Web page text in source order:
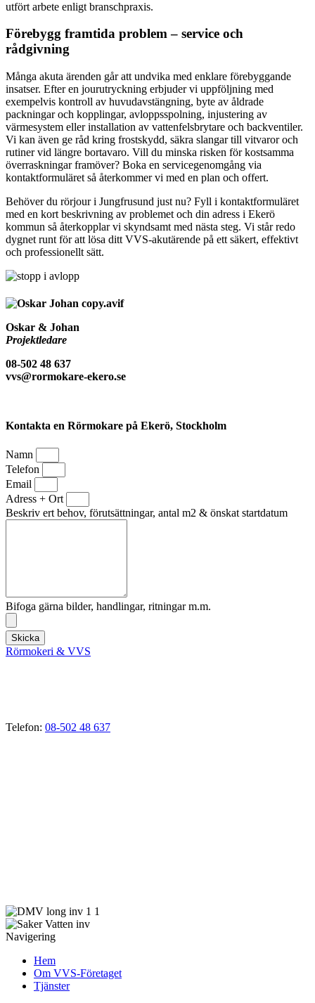
utfört arbete enligt branschpraxis.
Förebygg framtida problem – service och
rådgivning
Många akuta ärenden går att undvika med enklare förebyggande
insatser. Efter en jourutryckning erbjuder vi uppföljning med
exempelvis kontroll av huvudavstängning, byte av åldrade
packningar och kopplingar, avloppsspolning, injustering av
värmesystem eller installation av vattenfelsbrytare och backventiler.
Vi kan även ge råd kring frostskydd, säkra slangar till vitvaror och
rutiner vid längre bortavaro. Vill du minska risken för kostsamma
överraskningar framöver? Boka en servicegenomgång via
kontaktformuläret så återkommer vi med en plan och offert.
Behöver du rörjour i Jungfrusund just nu? Fyll i kontaktformuläret
med en kort beskrivning av problemet och din adress i Ekerö
kommun så återkopplar vi skyndsamt med nästa steg. Vi står redo
dygnet runt för att lösa ditt VVS-akutärende på ett säkert, effektivt
och professionellt sätt.
Oskar & Johan
Projektledare
08-502 48 637
vvs@rormokare-ekero.se
Kontakta en Rörmokare på Ekerö, Stockholm
Namn
Telefon
Email
Adress + Ort
Beskriv ert behov, förutsättningar, antal m2 & önskat startdatum
Bifoga gärna bilder, handlingar, ritningar m.m.
Skicka
Rörmokeri & VVS
Telefon: 08-502 48 637
Navigering
Hem
Om VVS-Företaget
Tjänster